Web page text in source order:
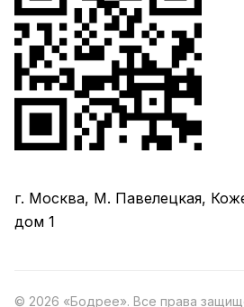
г. Москва, М. Павелецкая,
дом 1
© 2026 «Бодрее». Все права